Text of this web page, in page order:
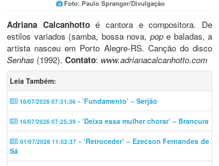
Foto: Paulo Spranger/Divulgação
Adriana Calcanhottoé cantora e compositora. De
estilos variados (samba, bossa nova, pope baladas, a
artista nasceu em Porto Alegre-RS. Canção do disco
Senhas (1992). Contato: www.adrianacalcanhotto.com
Leia Também:
16/07/2026 07:31:36 - ‘Fundamento’ – Serjão
16/07/2026 07:25:39 - ‘Deixa essa mulher chorar’ – Brancura
01/07/2026 11:52:37 - ‘Retroceder’ – Ezecson Fernandes de
Sá